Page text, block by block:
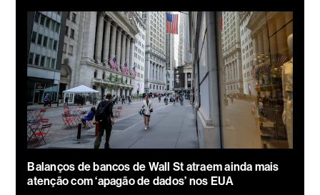
Balanços de bancos de Wall St atraem ainda mais
atenção com ‘apagão de dados’ nos EUA